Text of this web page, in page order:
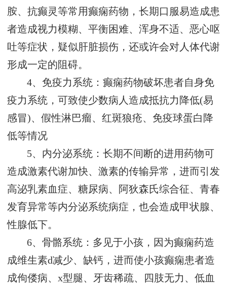
胺、抗癫灵等常用癫痫药物，长期口服易造成患
者造成视力模糊、平衡困难、浑身不适、恶心呕
吐等症状，疑似肝脏损伤，还或许会对人体代谢
形成一定的阻碍。
4、免疫力系统：癫痫药物破坏患者自身免
疫力系统，可致使少数病人造成抵抗力降低(易
感冒)、假性淋巴瘤、红斑狼疮、免疫球蛋白降
低等情况
5、内分泌系统：长期不间断的进用药物可
造成激素代谢加快、激素的传输异常，进而引发
高泌乳素血症、糖尿病、阿狄森氏综合征、青春
发育异常等内分泌系统病症，也会造成甲状腺、
性腺低下。
6、骨骼系统：多见于小孩，因为癫痫药造
成维生素d减少、缺钙，进而使小孩癫痫患者造
成佝偻病、x型腿、牙齿稀疏、四肢无力、低血